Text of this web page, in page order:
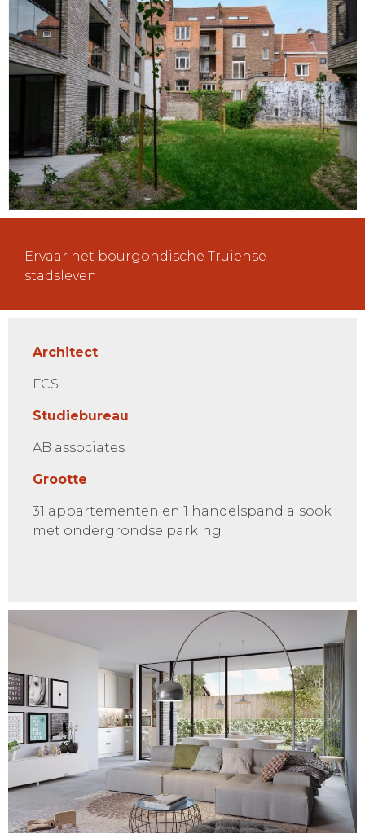
Ervaar het bourgondische Truiense
stadsleven
Architect
FCS
Studiebureau
AB associates
Grootte
31 appartementen en 1 handelspand alsook
met ondergrondse parking